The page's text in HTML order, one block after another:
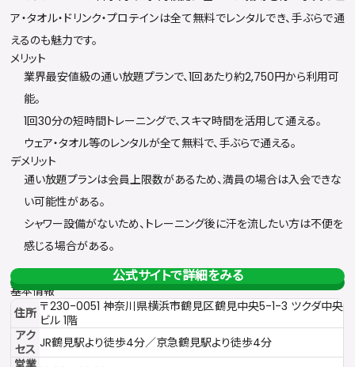
ア・タオル・ドリンク・プロテインは全て無料でレンタルでき、手ぶらで通
えるのも魅力です。
メリット
業界最安値級の通い放題プランで、1回あたり約2,750円から利用可
能。
1回30分の短時間トレーニングで、スキマ時間を活用して通える。
ウェア・タオル等のレンタルが全て無料で、手ぶらで通える。
デメリット
通い放題プランは会員上限数があるため、満員の場合は入会できな
い可能性がある。
シャワー設備がないため、トレーニング後に汗を流したい方は不便を
感じる場合がある。
公式サイトで詳細をみる
基本情報
住所 〒230-0051 神奈川県横浜市鶴見区鶴見中央5-1-3 ツクダ中央
ビル 1階
アク
セス JR鶴見駅より徒歩4分／京急鶴見駅より徒歩4分